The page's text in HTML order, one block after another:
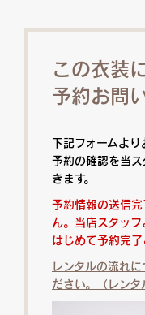
この衣装
予約お問
下記フォームよ
予約の確認を当
きます。
予約情報の送信
ん。当店スタッフ
はじめて予約完了
レンタルの流れ
ださい。（レンタ